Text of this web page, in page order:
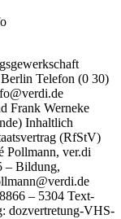
Telefon (0 30)
Frank Werneke
Inhaltlich
(RfStV)
Pollmann, ver.di
– Bildung,
– 5304 Text-
dozvertretung-VHS-